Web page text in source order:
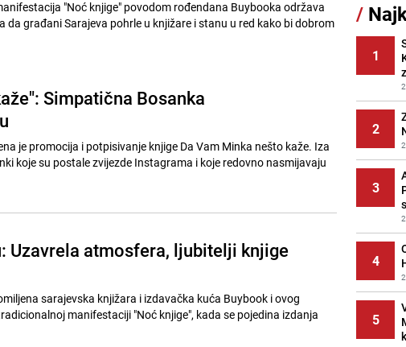
Simpatična Bosanka
je promocija i potpisivanje knjige Da Vam Minka nešto kaže. Iza
koje su postale zvijezde Instagrama i koje redovno nasmijavaju
Uzavrela atmosfera, ljubitelji knjige
sarajevska knjižara i izdavačka kuća Buybook i ovog
manifestaciji "Noć knjige", kada se pojedina izdanja
11
12
13
14
15
/
1
2
3
4
5